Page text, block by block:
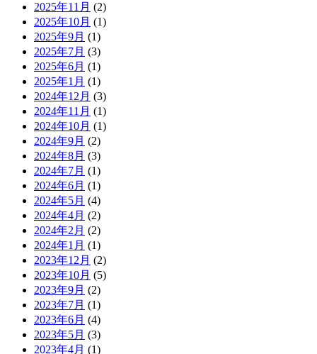
2025年11月 (2)
2025年10月 (1)
2025年9月 (1)
2025年7月 (3)
2025年6月 (1)
2025年1月 (1)
2024年12月 (3)
2024年11月 (1)
2024年10月 (1)
2024年9月 (2)
2024年8月 (3)
2024年7月 (1)
2024年6月 (1)
2024年5月 (4)
2024年4月 (2)
2024年2月 (2)
2024年1月 (1)
2023年12月 (2)
2023年10月 (5)
2023年9月 (2)
2023年7月 (1)
2023年6月 (4)
2023年5月 (3)
2023年4月 (1)